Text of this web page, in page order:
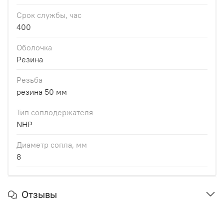
Срок службы, час
400
Оболочка
Резина
Резьба
резина 50 мм
Тип соплодержателя
NHP
Диаметр сопла, мм
8
Отзывы